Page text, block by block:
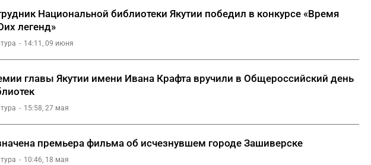
Национальной библиотеки Якутии победил в конкурсе «Время
легенд»
14:11, 09 июня
главы Якутии имени Ивана Крафта вручили в Общероссийский день
15:58, 27 мая
премьера фильма об исчезнувшем городе Зашиверске
10:46, 18 мая